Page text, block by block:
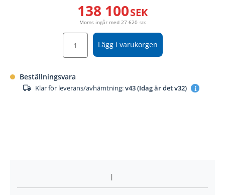
Lägg i varukorgen
138 100SEK
Moms ingår med 27 620 SEK
Beställningsvara
Klar för leverans/avhämtning:v43 (Idag är det v32)